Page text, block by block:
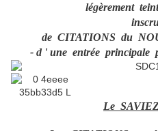
légèrement
de CITATIONS du
- d ' une entrée principale
Le